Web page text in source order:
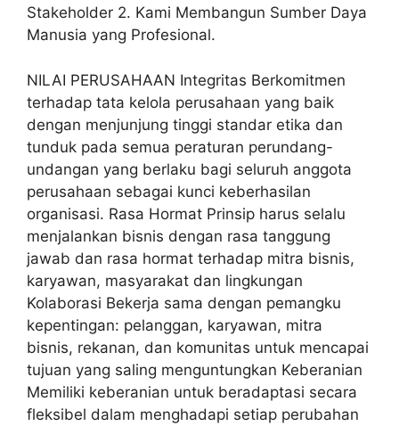
Stakeholder 2. Kami Membangun Sumber Daya
Manusia yang Profesional.
NILAI PERUSAHAAN Integritas Berkomitmen
terhadap tata kelola perusahaan yang baik
dengan menjunjung tinggi standar etika dan
tunduk pada semua peraturan perundang-
undangan yang berlaku bagi seluruh anggota
perusahaan sebagai kunci keberhasilan
organisasi. Rasa Hormat Prinsip harus selalu
menjalankan bisnis dengan rasa tanggung
jawab dan rasa hormat terhadap mitra bisnis,
karyawan, masyarakat dan lingkungan
Kolaborasi Bekerja sama dengan pemangku
kepentingan: pelanggan, karyawan, mitra
bisnis, rekanan, dan komunitas untuk mencapai
tujuan yang saling menguntungkan Keberanian
Memiliki keberanian untuk beradaptasi secara
fleksibel dalam menghadapi setiap perubahan